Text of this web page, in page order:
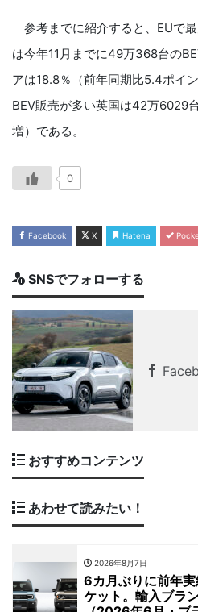
参考までに紹介すると、EUで
は今年11月までに49万368台の
アは18.8％（前年同期比5.4ポイ
BEV販売が多い英国は42万6029
増）である。
0
Facebook X Hatena
SNSでフォローする
おすすめコンテンツ
あわせて読みたい！
2026年8月7日
6カ月ぶりに前年
ケット。輸入ブラ